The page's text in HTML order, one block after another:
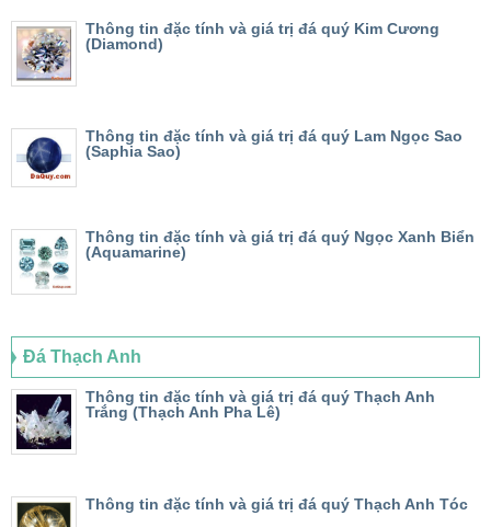
Thông tin đặc tính và giá trị đá quý Kim Cương
(Diamond)
Thông tin đặc tính và giá trị đá quý Lam Ngọc Sao
(Saphia Sao)
Thông tin đặc tính và giá trị đá quý Ngọc Xanh Biển
(Aquamarine)
Đá Thạch Anh
Thông tin đặc tính và giá trị đá quý Thạch Anh
Trắng (Thạch Anh Pha Lê)
Thông tin đặc tính và giá trị đá quý Thạch Anh Tóc